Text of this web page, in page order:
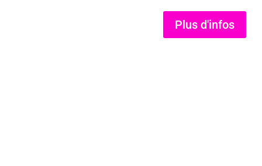
Plus d'infos